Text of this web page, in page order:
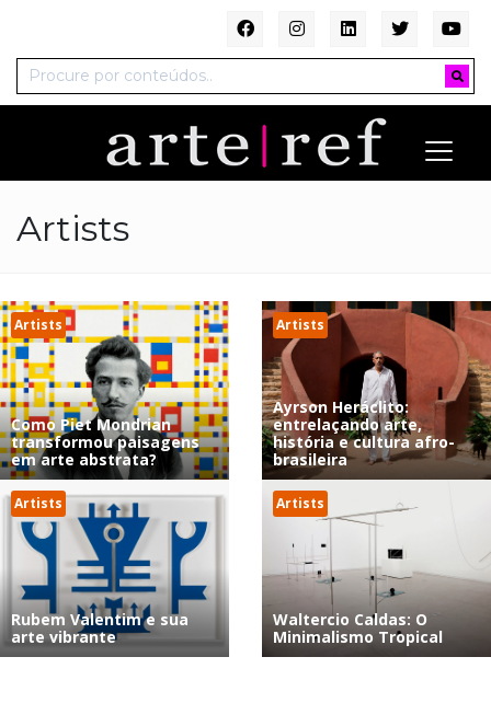
Artists
Artists
Como Piet Mondrian
transformou paisagens
em arte abstrata?
Artists
Ayrson Heráclito:
entrelaçando arte,
história e cultura afro-
brasileira
Artists
Rubem Valentim e sua
arte vibrante
Artists
Waltercio Caldas: O
Minimalismo Tropical